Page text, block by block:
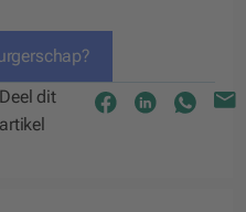
Deel dit
artikel